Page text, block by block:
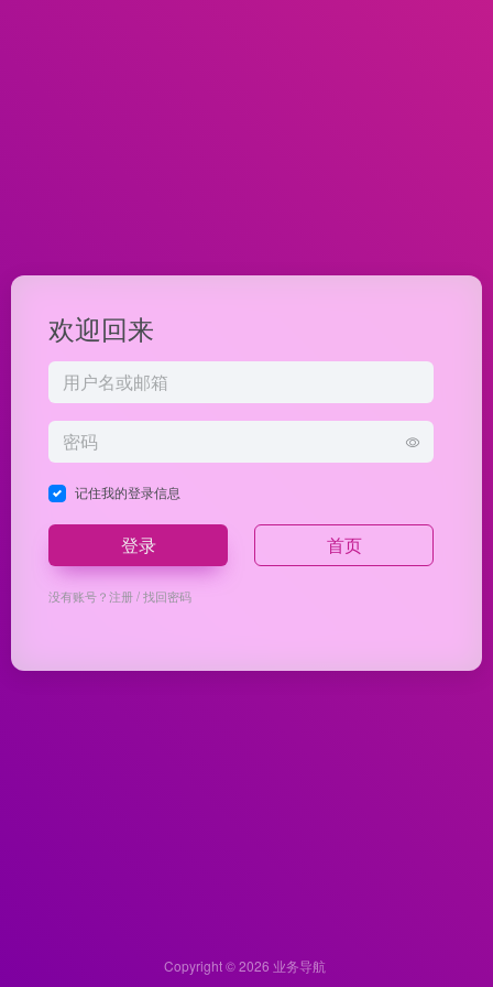
欢迎回来
记住我的登录信息
登录 首页
没有账号？注册/找回密码
Copyright © 2026 业务导航